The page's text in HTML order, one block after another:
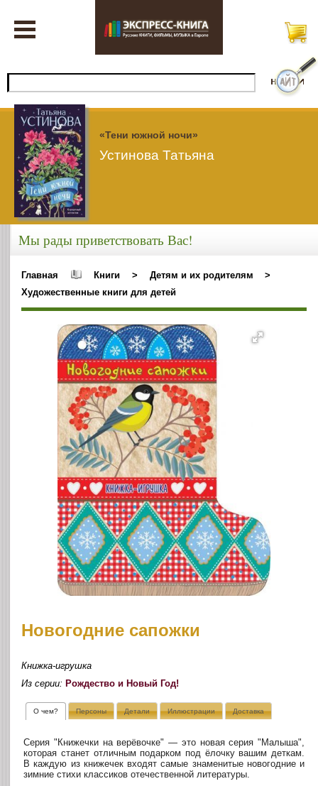
«Тени южной ночи»
Устинова Татьяна
Мы рады приветствовать Вас!
Главная Книги > Детям и их родителям
>
Художественные книги для детей
Новогодние сапожки
Книжка-игрушка
Из серии: Рождество и Новый Год!
О чем? Персоны Детали Иллюстрации Доставка
Серия "Книжечки на верёвочке" — это новая серия "Малыша",
которая станет отличным подарком под ёлочку вашим деткам.
В каждую из книжечек входят самые знаменитые новогодние и
зимние стихи классиков отечественной литературы.